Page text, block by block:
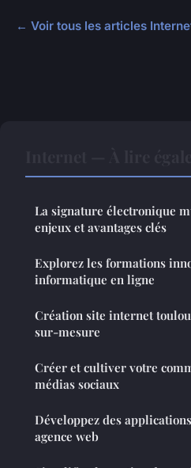
← Voir tous les articles
La signature électronique
enjeux et avantages clés
Explorez les formations
informatique en ligne
Création site internet
sur-mesure
Créer et cultiver votre
médias sociaux
Développez des
agence web